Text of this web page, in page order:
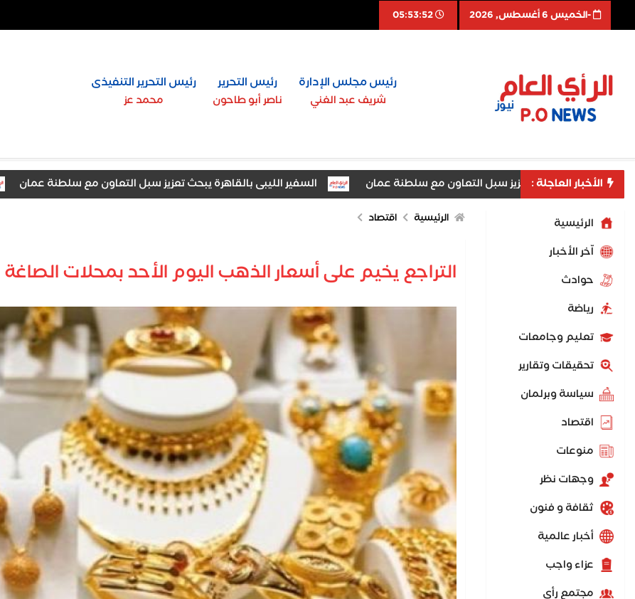
-الخميس 6 أغسطس, 2026 05:53:53
رئيس مجلس الإدارة
شريف عبد الغني
رئيس التحرير
ناصر أبو طاحون
رئيس التحرير التنفيذى
محمد عز
الأخبار العاجلة :
بالقاهرة يبحث تعزيز سبل التعاون مع سلطنة عمان السفير الليبى بالقاهرة يبحث تعزيز سبل التعاون مع سلطنة عمان
الرئيسية
اّخر الأخبار
حوادث
رياضة
تعليم وجامعات
تحقيقات وتقارير
سياسة وبرلمان
اقتصاد
منوعات
وجهات نظر
ثقافة و فنون
أخبار عالمية
عزاء واجب
مجتمع رأي
الرئيسية اقتصاد
التراجع يخيم على أسعار الذهب اليوم الأحد بمحلات الصاغة